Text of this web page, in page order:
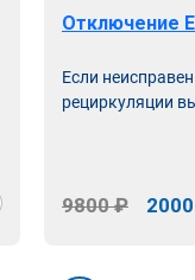
Отключение
Если
рециркуляции
9800 ₽